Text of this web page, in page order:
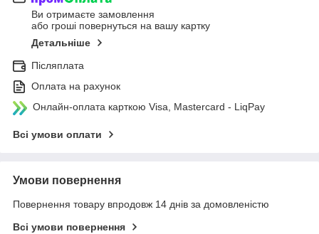
Ви отримаєте замовлення
або гроші повернуться на вашу картку
Детальніше
Післяплата
Оплата на рахунок
Онлайн-оплата карткою Visa, Mastercard - LiqPay
Всі умови оплати
Умови повернення
Повернення товару впродовж 14 днів за домовленістю
Всі умови повернення